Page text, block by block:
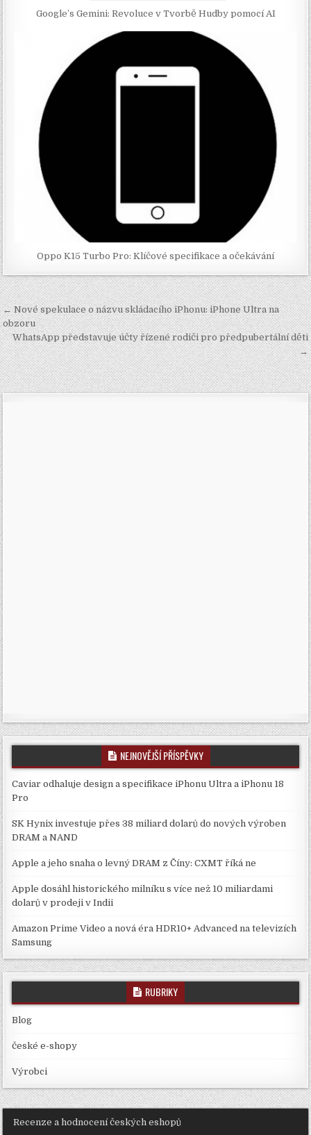
Google’s Gemini: Revoluce v Tvorbě Hudby pomocí AI
Oppo K15 Turbo Pro: Klíčové specifikace a očekávání
Navigace
pro
příspěvek
← Nové spekulace o názvu skládacího iPhonu: iPhone Ultra na
obzoru
WhatsApp představuje účty řízené rodiči pro předpubertální děti
→
NEJNOVĚJŠÍ PŘÍSPĚVKY
Caviar odhaluje design a specifikace iPhonu Ultra a iPhonu 18
Pro
SK Hynix investuje přes 38 miliard dolarů do nových výroben
DRAM a NAND
Apple a jeho snaha o levný DRAM z Číny: CXMT říká ne
Apple dosáhl historického milníku s více než 10 miliardami
dolarů v prodeji v Indii
Amazon Prime Video a nová éra HDR10+ Advanced na televizích
Samsung
RUBRIKY
Blog
české e-shopy
Výrobci
Recenze a hodnocení českých eshopů